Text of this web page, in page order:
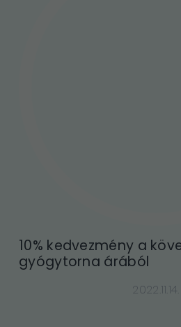
10% kedvezmény a
gyógytorna árából
2022.11.14.